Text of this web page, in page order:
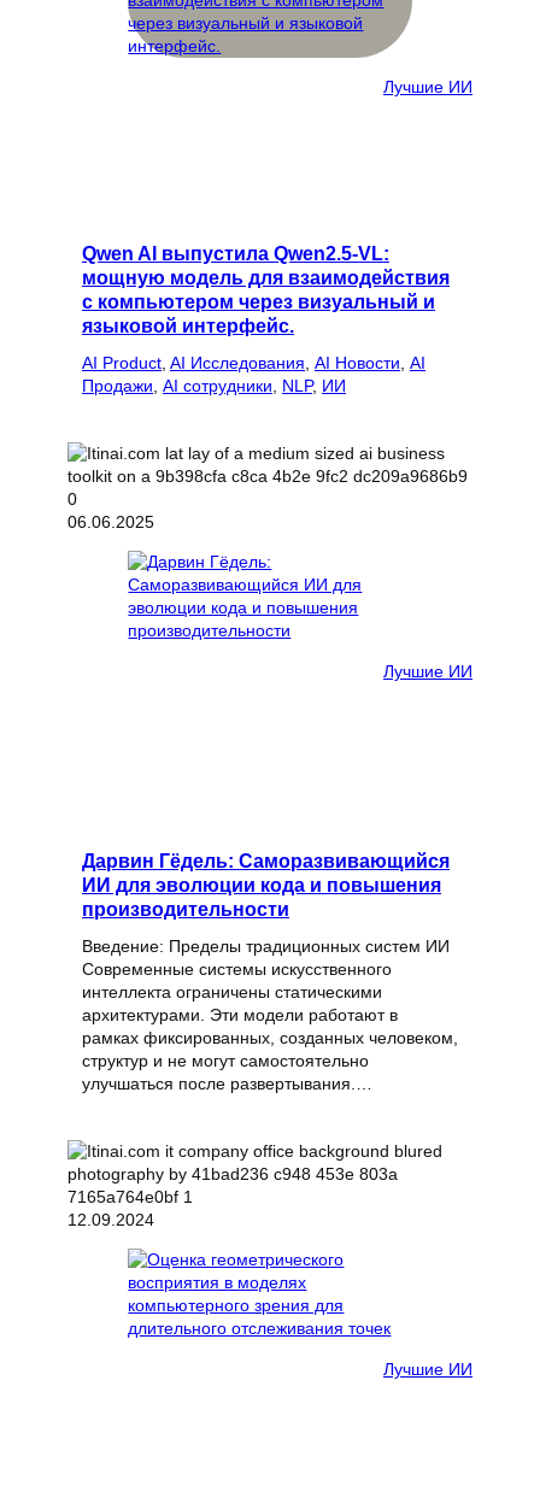
Лучшие ИИ
Qwen AI выпустила Qwen2.5-VL:
мощную модель для взаимодействия
с компьютером через визуальный и
языковой интерфейс.
AI Product AI Исследования AI Новости AI
Продажи AI сотрудники NLP, ИИ
06.06.2025
Лучшие ИИ
Дарвин Гёдель: Саморазвивающийся
ИИ для эволюции кода и повышения
производительности
Введение: Пределы традиционных систем ИИ
Современные системы искусственного
интеллекта ограничены статическими
архитектурами. Эти модели работают в
рамках фиксированных, созданных человеком,
структур и не могут самостоятельно
улучшаться после развертывания.…
12.09.2024
Лучшие ИИ